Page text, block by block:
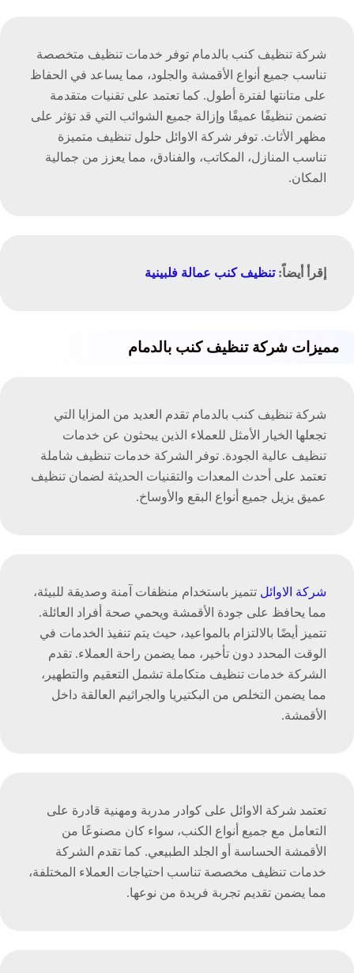
شركة تنظيف كنب بالدمام توفر خدمات تنظيف متخصصة
تناسب جميع أنواع الأقمشة والجلود، مما يساعد في الحفاظ
على متانتها لفترة أطول. كما تعتمد على تقنيات متقدمة
تضمن تنظيفًا عميقًا وإزالة جميع الشوائب التي قد تؤثر على
مظهر الأثاث. توفر شركة الاوائل حلول تنظيف متميزة
تناسب المنازل، المكاتب، والفنادق، مما يعزز من جمالية
المكان.
إقرأ أيضاً:تنظيف كنب عمالة فلبينية
مميزات شركة تنظيف كنب بالدمام
شركة تنظيف كنب بالدمام تقدم العديد من المزايا التي
تجعلها الخيار الأمثل للعملاء الذين يبحثون عن خدمات
تنظيف عالية الجودة. توفر الشركة خدمات تنظيف شاملة
تعتمد على أحدث المعدات والتقنيات الحديثة لضمان تنظيف
عميق يزيل جميع أنواع البقع والأوساخ.
شركة الاوائل تتميز باستخدام منظفات آمنة وصديقة للبيئة،
مما يحافظ على جودة الأقمشة ويحمي صحة أفراد العائلة.
تتميز أيضًا بالالتزام بالمواعيد، حيث يتم تنفيذ الخدمات في
الوقت المحدد دون تأخير، مما يضمن راحة العملاء. تقدم
الشركة خدمات تنظيف متكاملة تشمل التعقيم والتطهير،
مما يضمن التخلص من البكتيريا والجراثيم العالقة داخل
الأقمشة.
تعتمد شركة الاوائل على كوادر مدربة ومهنية قادرة على
التعامل مع جميع أنواع الكنب، سواء كان مصنوعًا من
الأقمشة الحساسة أو الجلد الطبيعي. كما تقدم الشركة
خدمات تنظيف مخصصة تناسب احتياجات العملاء المختلفة،
مما يضمن تقديم تجربة فريدة من نوعها.